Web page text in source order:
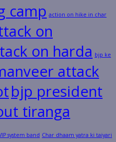
camp action on hike in char
on
on harda bjp ke
attack
bjp president
tiranga
system band Char dhaam yatra ki taiyari